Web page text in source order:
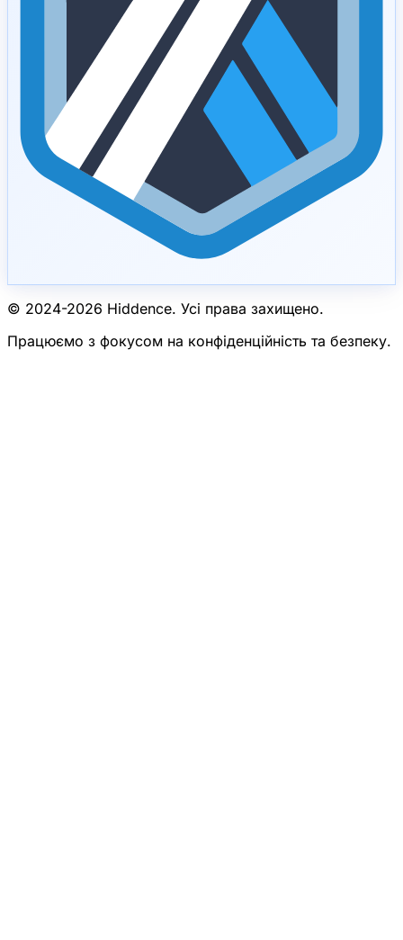
© 2024-2026 Hiddence. Усі права захищено.
Працюємо з фокусом на конфіденційність та безпеку.